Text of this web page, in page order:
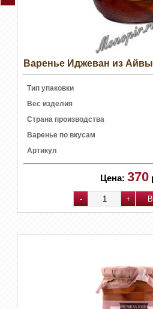
Варенье Иджеван из Айвы
Тип упаковки
Вес изделия
Страна производства
Варенье по вкусам
Артикул
Цена: 370